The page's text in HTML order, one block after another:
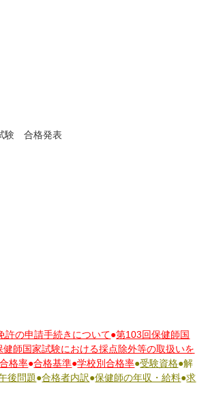
験 合格発表
許の申請手続きについて●第103回保健師国
健師国家試験における採点除外等の取扱いを
合格率●合格基準●学校別合格率●受験資格●解
後問題●合格者内訳●保健師の年収・給料●求